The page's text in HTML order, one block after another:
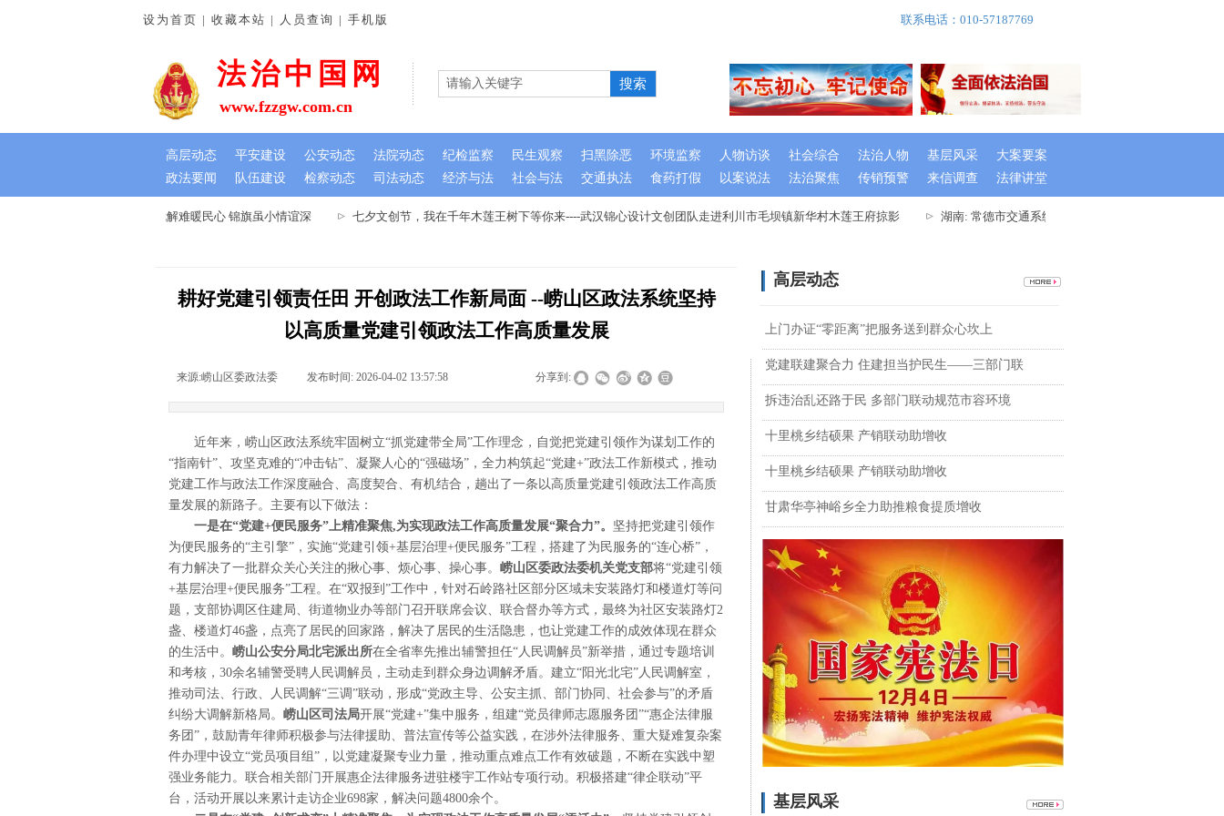
河南通许法院：排忧解难暖民心 锦旗虽小情谊深 七夕文创节，我在千年木莲王树下等你来----武汉锦心设计文创团队走进利川市毛坝镇新华村木莲王府掠影 湖南: 常德市交通系统举办出租车驾驶员创文专题培训班
法治中国网
政法要闻 队伍建设 检察动态 司法动态 经济与法 社会与法 交通执法 食药打假 以案说法 法治聚焦 传销预警 来信调查 法律讲堂
设为首页 | 收藏本站 | 人员查询 | 手机版 联系电话：010-57187769
搜索
www.fzzgw.com.cn
高层动态 平安建设 公安动态 法院动态 纪检监察 民生观察 扫黑除恶 环境监察 人物访谈 社会综合 法治人物 基层风采 大案要案
高层动态
耕好党建引领责任田 开创政法工作新局面 --崂山区政法系统坚持
以高质量党建引领政法工作高质量发展
来源:崂山区委政法委 发布时间: 2026-04-02 13:57:58 分享到:
近年来，崂山区政法系统牢固树立“抓党建带全局”工作理念，自觉把党建引领作为谋划工作的
“指南针”、攻坚克难的“冲击钻”、凝聚人心的“强磁场”，全力构筑起“党建+”政法工作新模式，推动
党建工作与政法工作深度融合、高度契合、有机结合，趟出了一条以高质量党建引领政法工作高质
量发展的新路子。主要有以下做法：
一是在“党建+便民服务”上精准聚焦,为实现政法工作高质量发展“聚合力”。 坚持把党建引领作
为便民服务的“主引擎”，实施“党建引领+基层治理+便民服务”工程，搭建了为民服务的“连心桥”，
有力解决了一批群众关心关注的揪心事、烦心事、操心事。 崂山区委政法委机关党支部将“党建引领
+基层治理+便民服务”工程。在“双报到”工作中，针对石岭路社区部分区域未安装路灯和楼道灯等问
题，支部协调区住建局、街道物业办等部门召开联席会议、联合督办等方式，最终为社区安装路灯2
盏、楼道灯46盏，点亮了居民的回家路，解决了居民的生活隐患，也让党建工作的成效体现在群众
的生活中。 崂山公安分局北宅派出所在全省率先推出辅警担任“人民调解员”新举措，通过专题培训
和考核，30余名辅警受聘人民调解员，主动走到群众身边调解矛盾。建立“阳光北宅”人民调解室，
推动司法、行政、人民调解“三调”联动，形成“党政主导、公安主抓、部门协同、社会参与”的矛盾
纠纷大调解新格局。 崂山区司法局开展“党建+”集中服务，组建“党员律师志愿服务团”“惠企法律服
务团”，鼓励青年律师积极参与法律援助、普法宣传等公益实践，在涉外法律服务、重大疑难复杂案
件办理中设立“党员项目组”，以党建凝聚专业力量，推动重点难点工作有效破题，不断在实践中塑
强业务能力。联合相关部门开展惠企法律服务进驻楼宇工作站专项行动。积极搭建“律企联动”平
台，活动开展以来累计走访企业698家，解决问题4800余个。
上门办证“零距离”把服务送到群众心坎上
党建联建聚合力 住建担当护民生——三部门联
拆违治乱还路于民 多部门联动规范市容环境
十里桃乡结硕果 产销联动助增收
十里桃乡结硕果 产销联动助增收
甘肃华亭神峪乡全力助推粮食提质增收
基层风采